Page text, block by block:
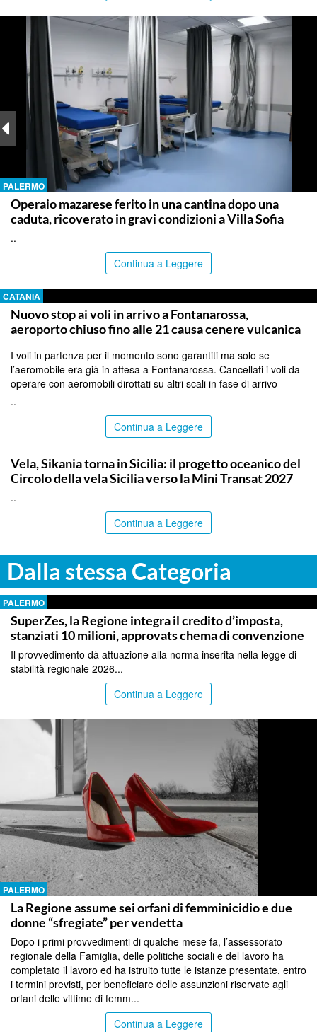
PALERMO
Operaio mazarese ferito in una cantina dopo una
caduta, ricoverato in gravi condizioni a Villa Sofia
..
Continua a Leggere
CATANIA
Nuovo stop ai voli in arrivo a Fontanarossa,
aeroporto chiuso fino alle 21 causa cenere vulcanica
I voli in partenza per il momento sono garantiti ma solo se
l’aeromobile era già in attesa a Fontanarossa. Cancellati i voli da
operare con aeromobili dirottati su altri scali in fase di arrivo
..
Continua a Leggere
Vela, Sikania torna in Sicilia: il progetto oceanico del
Circolo della vela Sicilia verso la Mini Transat 2027
..
Continua a Leggere
Dalla stessa Categoria
PALERMO
SuperZes, la Regione integra il credito d’imposta,
stanziati 10 milioni, approvats chema di convenzione
Il provvedimento dà attuazione alla norma inserita nella legge di
stabilità regionale 2026...
Continua a Leggere
PALERMO
La Regione assume sei orfani di femminicidio e due
donne “sfregiate” per vendetta
Dopo i primi provvedimenti di qualche mese fa, l’assessorato
regionale della Famiglia, delle politiche sociali e del lavoro ha
completato il lavoro ed ha istruito tutte le istanze presentate, entro
i termini previsti, per beneficiare delle assunzioni riservate agli
orfani delle vittime di femm...
Continua a Leggere